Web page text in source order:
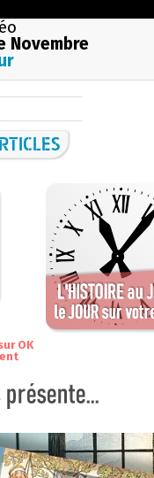
Novembre
OK